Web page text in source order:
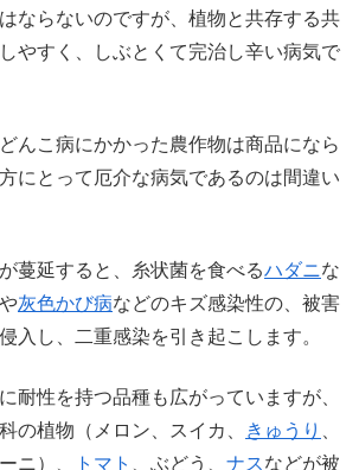
ならないのですが、植物と共存する共
やすく、しぶとくて完治し辛い病気で
んこ病にかかった農作物は商品になら
にとって厄介な病気であるのは間違い
蔓延すると、糸状菌を食べるハダニな
灰色かび病などのキズ感染性の、被害
入し、二重感染を引き起こします。
耐性を持つ品種も広がっていますが、
の植物（メロン、スイカ、 きゅうり
ニ）、
トマト 、ぶどう、 ナスなどが被